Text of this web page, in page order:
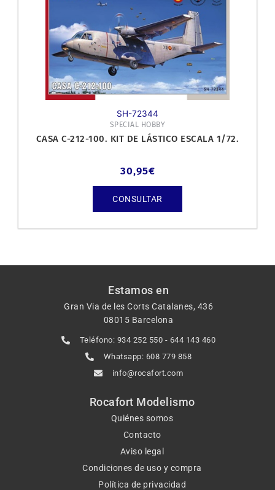
SH-72344
SPECIAL HOBBY
CASA C-212-100. KIT DE LÁSTICO ESCALA 1/72.
30,95€
CONSULTAR
Estamos en
Gran Via de les Corts Catalanes, 436
08015 Barcelona
Teléfono: 934 252 550 - 644 143 460
Whatsapp: 608 779 858
info@rocafort.com
Rocafort Modelismo
Quiénes somos
Contacto
Aviso legal
Condiciones de uso y compra
Política de privacidad